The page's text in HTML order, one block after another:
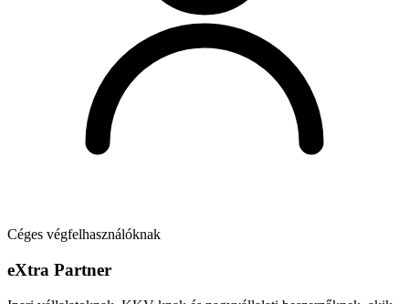
Céges végfelhasználóknak
eXtra Partner